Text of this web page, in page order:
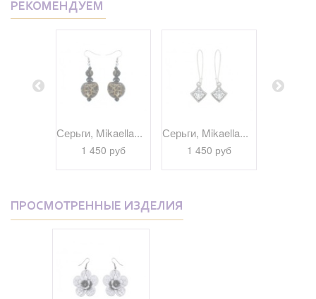
РЕКОМЕНДУЕМ
Серьги, Mikaella...
1 450 руб
Серьги, Mikaella...
1 450 руб
ПРОСМОТРЕННЫЕ ИЗДЕЛИЯ